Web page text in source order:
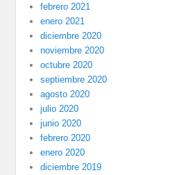
febrero 2021
enero 2021
diciembre 2020
noviembre 2020
octubre 2020
septiembre 2020
agosto 2020
julio 2020
junio 2020
febrero 2020
enero 2020
diciembre 2019